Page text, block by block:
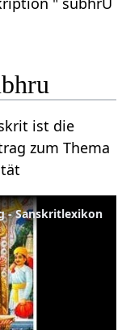
ist die
zum Thema
- Sanskritlexikon